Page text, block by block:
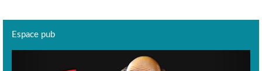
Espace pub